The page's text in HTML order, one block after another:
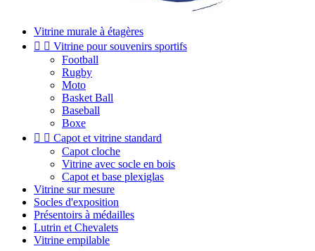
Vitrine murale à étagères
  Vitrine pour souvenirs sportifs
Football
Rugby
Moto
Basket Ball
Baseball
Boxe
  Capot et vitrine standard
Capot cloche
Vitrine avec socle en bois
Capot et base plexiglas
Vitrine sur mesure
Socles d'exposition
Présentoirs à médailles
Lutrin et Chevalets
Vitrine empilable